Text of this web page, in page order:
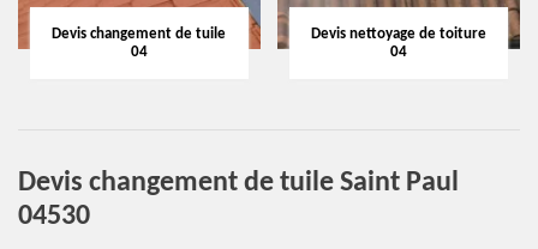
Devis changement de tuile
04
Devis nettoyage de toiture
04
Devis changement de tuile Saint Paul
04530